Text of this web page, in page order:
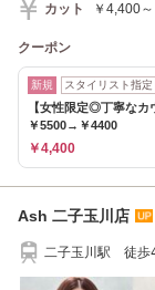
カット ￥4,400～
クーポン
新規 スタイリスト指定
【女性限定◎丁寧なカ
￥5500→￥4400
￥4,400
Ash 二子玉川店
二子玉川駅 徒歩